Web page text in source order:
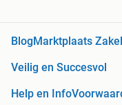
BlogMarktplaats
Veilig en Succesvol
Help en Info